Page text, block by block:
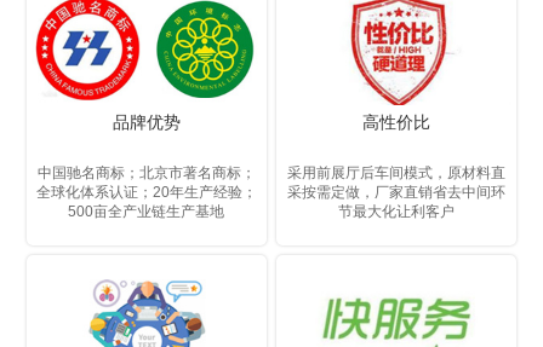
品牌优势
中国驰名商标；北京市著名商标；
全球化体系认证；20年生产经验；
500亩全产业链生产基地
高性价比
采用前展厅后车间模式，原材料直
采按需定做，厂家直销省去中间环
节最大化让利客户